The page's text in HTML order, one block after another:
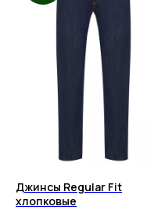
Джинсы Regular Fit
хлопковые